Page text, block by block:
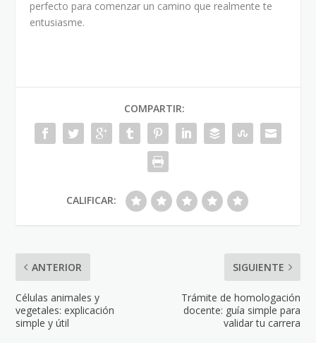
perfecto para comenzar un camino que realmente te
entusiasme.
COMPARTIR:
CALIFICAR:
ANTERIOR
Células animales y
vegetales: explicación
simple y útil
SIGUIENTE
Trámite de homologación
docente: guía simple para
validar tu carrera